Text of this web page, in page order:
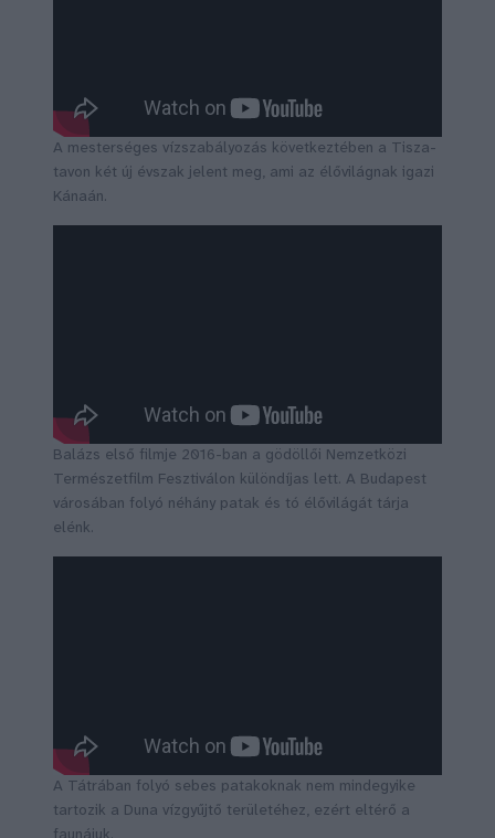
A mesterséges vízszabályozás következtében a Tisza-
tavon két új évszak jelent meg, ami az élővilágnak igazi
Kánaán.
Balázs első filmje 2016-ban a gödöllői Nemzetközi
Természetfilm Fesztiválon különdíjas lett. A Budapest
városában folyó néhány patak és tó élővilágát tárja
elénk.
A Tátrában folyó sebes patakoknak nem mindegyike
tartozik a Duna vízgyűjtő területéhez, ezért eltérő a